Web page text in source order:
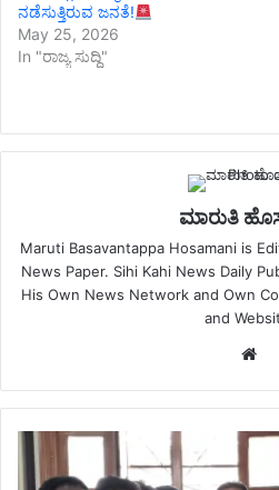
ನಡೆಸುತ್ತಿರುವ ಜನತೆ!
May 25, 2026
In "ರಾಜ್ಯ ಸುದ್ದಿ"
ಮಾರುತಿ
Maruti Basavantappa Hosamani is
News Paper. Sihi Kahi News Daily
His Own News Network and Own
and